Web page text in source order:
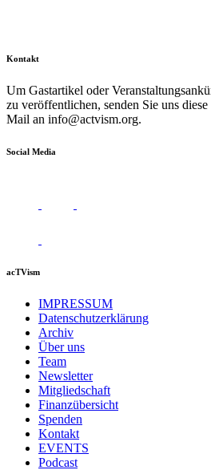
Kontakt
Um Gastartikel oder
zu veröffentlichen, senden Sie uns
Mail an info@actvism.org.
Social Media
acTVism
IMPRESSUM
Datenschutzerklärung
Archiv
Über uns
Team
Newsletter
Mitgliedschaft
Finanzübersicht
Spenden
Kontakt
EVENTS
Podcast